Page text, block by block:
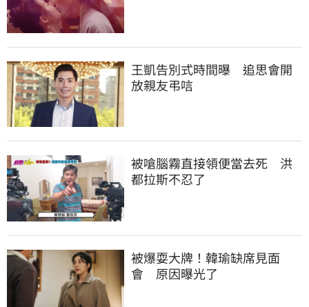
王凱告別式時間曝　追思會開
放親友弔唁
被嗆腦霧直接領便當去死　洪
都拉斯不忍了
被爆耍大牌！韓瑜缺席見面
會　原因曝光了